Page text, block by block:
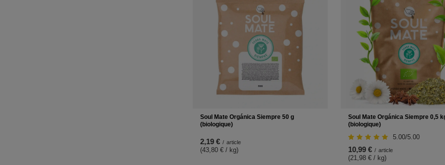
Soul Mate Orgánica Siempre 50 g
(biologique)
2,19 € / article
(43,80 € / kg)
Soul Mate Orgánica Siempre 0,5
(biologique)
5.00/5.00
10,99 € / article
(21,98 € / kg)